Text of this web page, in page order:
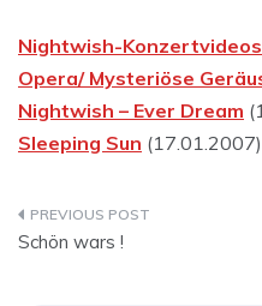
Nightwish-Konzertvideos
Opera/ Mysteriöse
Nightwish – Ever Dream
Sleeping Sun (17.01.2007)
Schön wars !